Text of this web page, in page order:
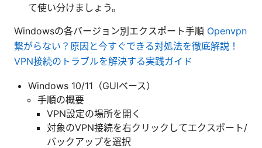
て使い分けましょう。
Windowsの各バージョン別エクスポート手順 Openvpn
繋がらない？原因と今すぐできる対処法を徹底解説！
VPN接続のトラブルを解決する実践ガイド
Windows 10/11（GUIベース）
手順の概要
VPN設定の場所を開く
対象のVPN接続を右クリックしてエクスポート/
バックアップを選択